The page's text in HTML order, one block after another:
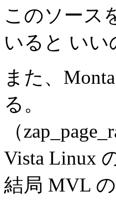
このソース
いると い
また、
る。
（
Vista Linux
結局 MVL